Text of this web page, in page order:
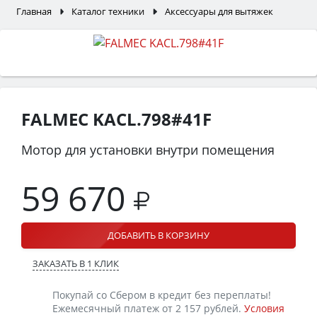
Главная Каталог техники Аксессуары для вытяжек
FALMEC KACL.798#41F
Мотор для установки внутри помещения
59 670
ДОБАВИТЬ В КОРЗИНУ
ЗАКАЗАТЬ В 1 КЛИК
Покупай со Сбером в кредит без переплаты!
Ежемесячный платеж от 2 157 рублей. Условия